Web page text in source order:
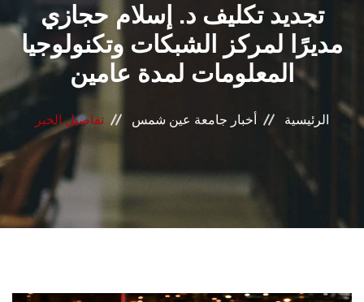
الشئون الأكاديمية
البحث العلمي
المراكز والوحدات
الأنظمة الذكية
تجديد تكليف د. إسلام حجازي
مديرًا لمركز الشبكات وتكنولوجيا
المعلومات لمدة عامين
الرئيسية أخبار جامعة عين شمس تفاصيل الخبر